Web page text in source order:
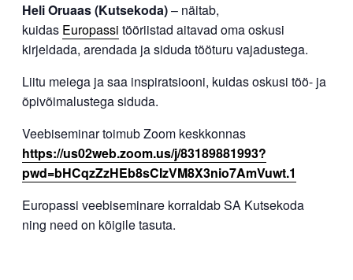
Heli Oruaas (Kutsekoda)– näitab,
kuidas Europassi tööriistad aitavad oma oskusi
kirjeldada, arendada ja siduda tööturu vajadustega.
Liitu meiega ja saa inspiratsiooni, kuidas oskusi töö- ja
õpivõimalustega siduda.
Veebiseminar toimub Zoom keskkonnas
https://us02web.zoom.us/j/83189881993?
pwd=bHCqzZzHEb8sCIzVM8X3nio7AmVuwt.1
Europassi veebiseminare korraldab SA Kutsekoda
ning need on kõigile tasuta.